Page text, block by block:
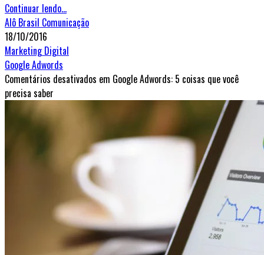
Continuar lendo...
Alô Brasil Comunicação
18/10/2016
Marketing Digital
Google Adwords
Comentários desativados em Google Adwords: 5 coisas que você
precisa saber